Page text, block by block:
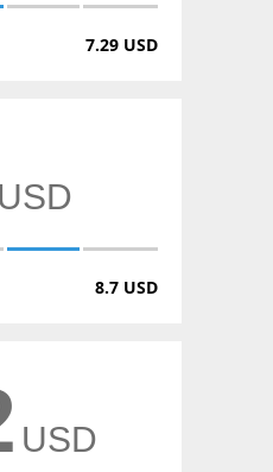
7.29 USD
USD
8.7 USD
USD